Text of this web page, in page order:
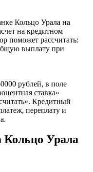
Кольцо Урала на
на кредитном
поможет рассчитать:
выплату при
рублей, в поле
ставка»
Кредитный
переплату и
Кольцо Урала